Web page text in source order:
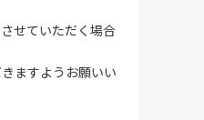
せていただく場合
ますようお願いい